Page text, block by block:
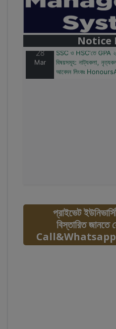
Notice
বাজেটের মধ্যে প্রাইভেট
২০টির অধিক বিষয়, ৪
আবেদন লিংকঃ
28
Mar
SSC ও HSC'তে GPA
বিষয়সমূহ: নাট্যকলা,
আবেদন লিংকঃ
প্রাইভেট
বিস্তারিত
Call&Whatsapp: